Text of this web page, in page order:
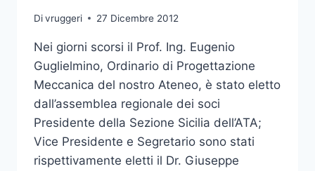
Divruggeri 27 Dicembre 2012
Nei giorni scorsi il Prof. Ing. Eugenio
Guglielmino, Ordinario di Progettazione
Meccanica del nostro Ateneo, è stato eletto
dall’assemblea regionale dei soci
Presidente della Sezione Sicilia dell’ATA;
Vice Presidente e Segretario sono stati
rispettivamente eletti il Dr. Giuseppe